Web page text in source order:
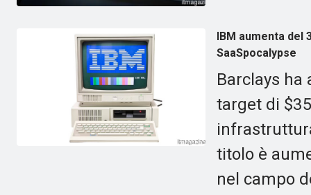
IBM aumenta
SaaSpocalypse
Barclays ha
target di
titolo è
nel campo